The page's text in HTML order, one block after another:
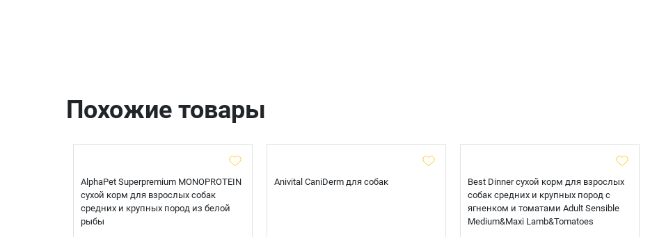
Похожие товары
AlphaPet Superpremium MONOPROTEIN
сухой корм для взрослых собак
средних и крупных пород из белой
рыбы
Anivital CaniDerm для собак
Best Dinner сухой корм для взрослых
собак средних и крупных пород с
ягненком и томатами Adult Sensible
Medium&Maxi Lamb&Tomatoes